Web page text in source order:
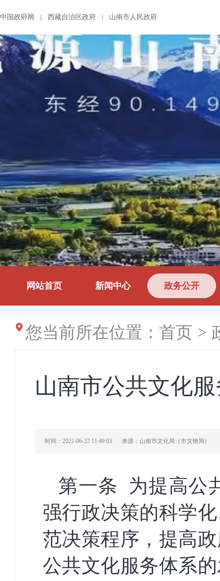
中国政府网 西藏自治区政府 山南市人民政府
网站首页 新闻中心 政务公开
您当前所在位置： 首页 >
山南市公共文化
时间：2022-06-22 11:49:03 来源：山南市文化局（市文物局）
第一条 为提高公
强行政决策的科学
范决策程序，提高
公共文化服务体系